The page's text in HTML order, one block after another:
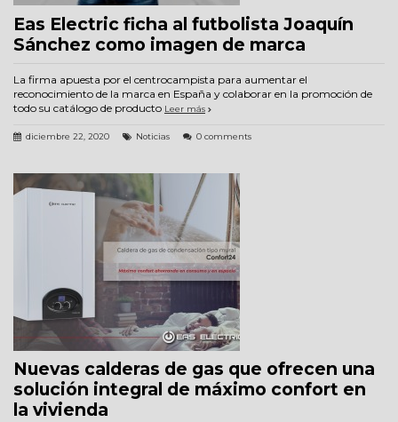
Eas Electric ficha al futbolista Joaquín
Sánchez como imagen de marca
La firma apuesta por el centrocampista para aumentar el
reconocimiento de la marca en España y colaborar en la promoción de
todo su catálogo de producto Leer más
diciembre 22, 2020 Noticias 0 comments
Nuevas calderas de gas que ofrecen una
solución integral de máximo confort en
la vivienda